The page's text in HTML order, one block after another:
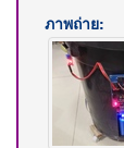
ภาพถ่าย: